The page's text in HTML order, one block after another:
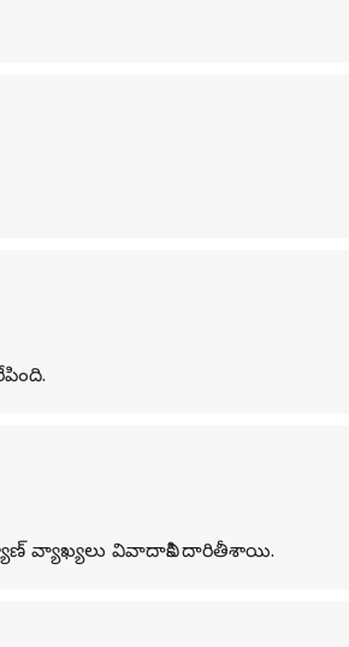
వ్యాఖ్యలు వివాదానికి దారితీశాయి.